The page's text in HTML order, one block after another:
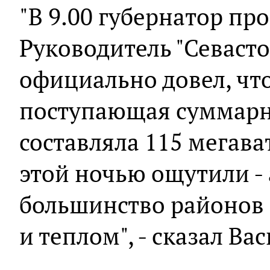
"В 9.00 губернатор
Руководитель
официально довел,
поступающая
составляла 115
этой ночью ощутили -
большинство
и теплом", - сказал